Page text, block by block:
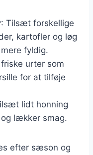
: Tilsæt forskellige
kartofler og løg
fyldig.
urter som
for at tilføje
lidt honning
lækker smag.
efter sæson og